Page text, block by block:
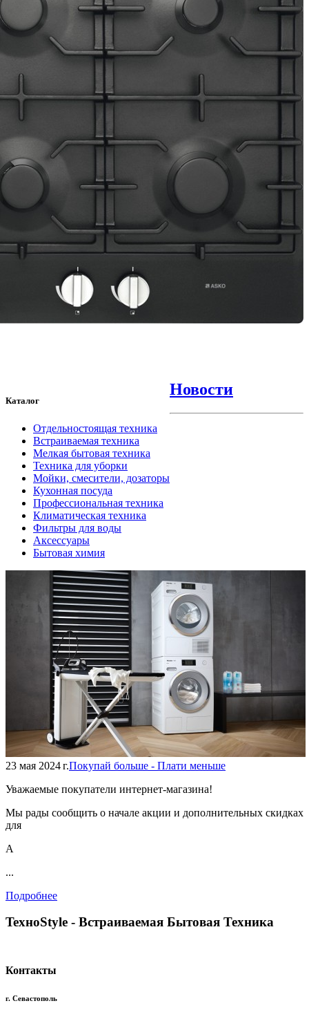
Каталог
Отдельностоящая техника
Встраиваемая техника
Мелкая бытовая техника
Техника для уборки
Мойки, смесители, дозаторы
Кухонная посуда
Профессиональная техника
Климатическая техника
Фильтры для воды
Аксессуары
Бытовая химия
Новости
23 мая 2024 г.Покупай больше - Плати меньше
Уважаемые покупатели интернет-магазина!
Мы рады сообщить о начале акции и дополнительных скидках
для
А
...
Подробнее
TexноStyle - Встраиваемая Бытовая Техника
Контакты
г. Севастополь